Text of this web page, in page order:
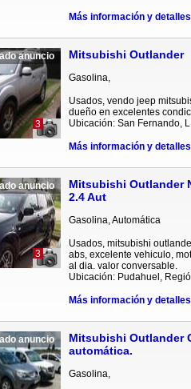
Más información y detalles
anuncio
3
Mitsubishi Outlander
Gasolina,
Usados, vendo jeep
dueño en excelentes
Ubicación: San Fernando,
Más información y detalles
anuncio
3
Mitsubishi Outlander
2.4 Aut
Gasolina, Automática
Usados, mitsubishi
abs, excelente vehiculo,
al dia. valor conversable.
Ubicación: Pudahuel,
Más información y detalles
anuncio
Mitsubishi Outlander
automática.
Gasolina,